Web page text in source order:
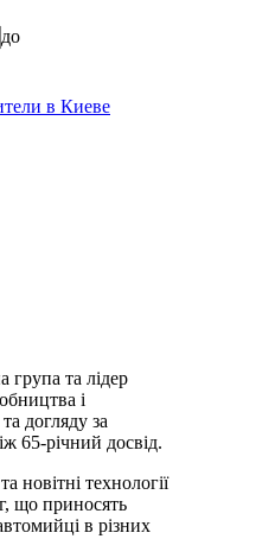
до
в Киеве
група та лідер
і
догляду за
65-річний досвід.
новітні технології
що приносять
в різних